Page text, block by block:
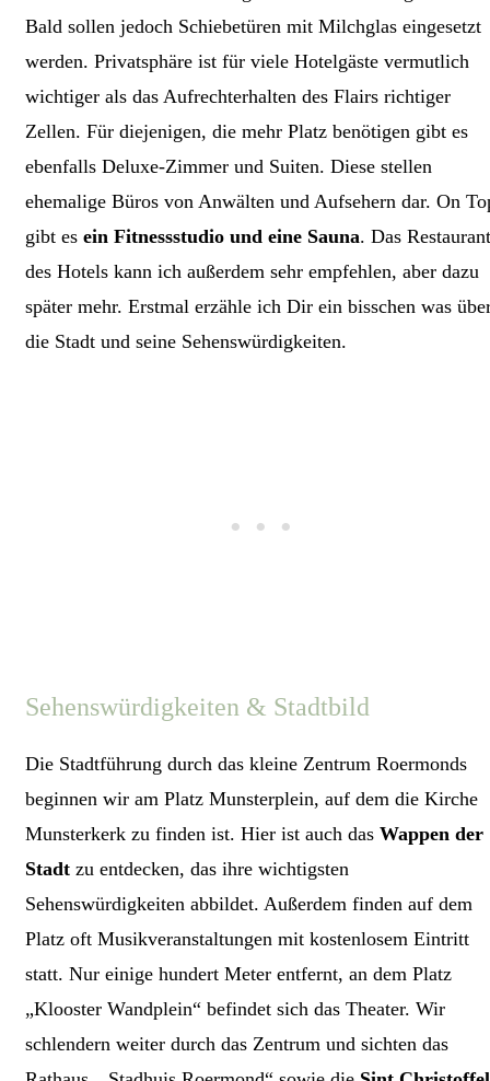
Bald sollen jedoch Schiebetüren mit Milchglas eingesetzt
werden. Privatsphäre ist für viele Hotelgäste vermutlich
wichtiger als das Aufrechterhalten des Flairs richtiger
Zellen. Für diejenigen, die mehr Platz benötigen gibt es
ebenfalls Deluxe-Zimmer und Suiten. Diese stellen
ehemalige Büros von Anwälten und Aufsehern dar. On
gibt es ein Fitnessstudio und eine Sauna. Das Restaurant
des Hotels kann ich außerdem sehr empfehlen, aber dazu
später mehr. Erstmal erzähle ich Dir ein bisschen was
die Stadt und seine Sehenswürdigkeiten.
Sehenswürdigkeiten & Stadtbild
Die Stadtführung durch das kleine Zentrum Roermonds
beginnen wir am Platz Munsterplein, auf dem die Kirche
Munsterkerk zu finden ist. Hier ist auch das Wappen der
Stadt zu entdecken, das ihre wichtigsten
Sehenswürdigkeiten abbildet. Außerdem finden auf dem
Platz oft Musikveranstaltungen mit kostenlosem Eintritt
statt. Nur einige hundert Meter entfernt, an dem Platz
„Klooster Wandplein“ befindet sich das Theater. Wir
schlendern weiter durch das Zentrum und sichten das